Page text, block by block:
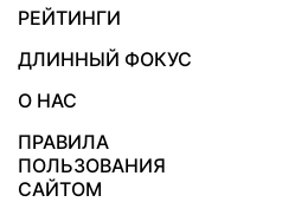
РЕЙТИНГИ
ДЛИННЫЙ ФОКУС
О НАС
ПРАВИЛА
ПОЛЬЗОВАНИЯ
САЙТОМ